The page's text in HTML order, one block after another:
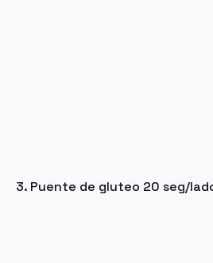
3. Puente de gluteo 20 seg/